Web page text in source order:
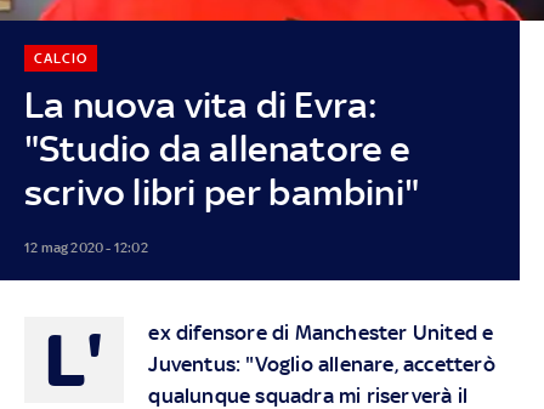
La nuova vita di Evra:
"Studio da allenatore e
scrivo libri per bambini"
CALCIO
12 mag 2020 - 12:02
L'
ex difensore di Manchester United e
Juventus: "Voglio allenare, accetterò
qualunque squadra mi riserverà il